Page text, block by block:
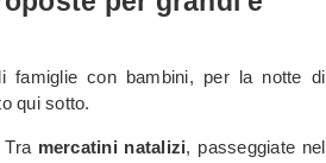
famiglie con bambini, per la notte di
qui sotto.
Tra mercatini natalizi, passeggiate nel